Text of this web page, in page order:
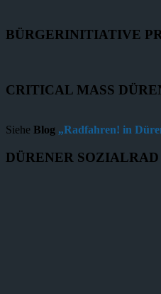
BÜRGERINITIATIVE
CRITICAL MASS
Siehe Blog „Radfahren! in
DÜRENER SOZIALRAD